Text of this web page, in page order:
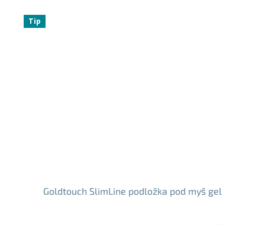
Tip
Goldtouch SlimLine podložka pod myš gel